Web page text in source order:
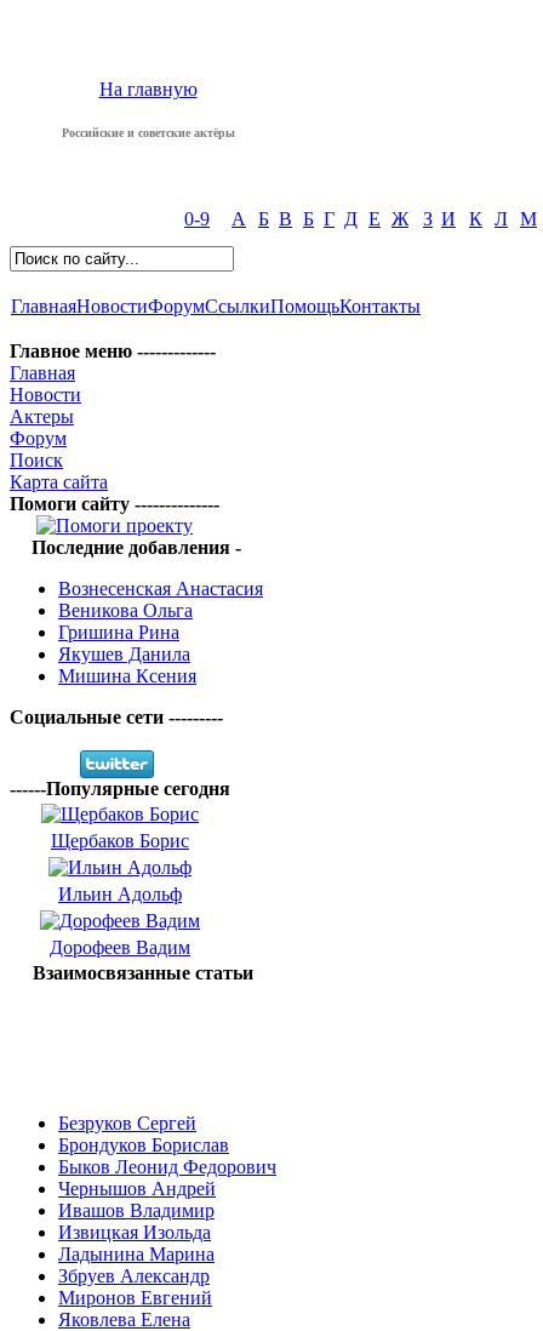
На главную
Российские и советские актёры
0-9 А Б В Б Г Д Е Ж З И К Л М
ГлавнаяНовостиФорумСсылкиПомощьКонтакты
Главное меню -------------
Главная
Новости
Актеры
Форум
Поиск
Карта сайта
Помоги сайту --------------
Последние добавления -
Вознесенская Анастасия
Веникова Ольга
Гришина Рина
Якушев Данила
Мишина Ксения
Социальные сети ---------
------Популярные сегодня
Щербаков Борис
Ильин Адольф
Дорофеев Вадим
Взаимосвязанные статьи
Безруков Сергей
Брондуков Борислав
Быков Леонид Федорович
Чернышов Андрей
Ивашов Владимир
Извицкая Изольда
Ладынина Марина
Збруев Александр
Миронов Евгений
Яковлева Елена